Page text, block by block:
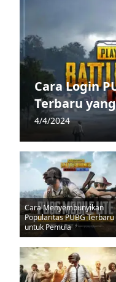
Cara Login
Terbaru
4/4/2024
Cara Menyembunyikan
Popularitas PUBG Terbaru
untuk Pemula